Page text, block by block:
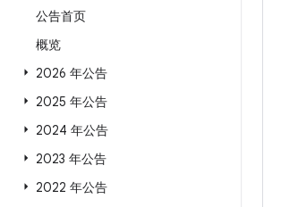
公告首页
概览
2026 年公告
2025 年公告
2024 年公告
2023 年公告
2022 年公告